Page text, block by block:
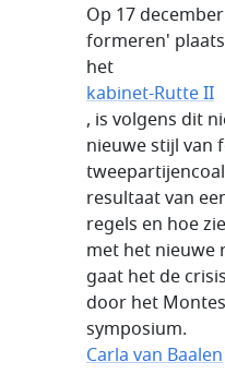
Op 17
formeren'
het
kabinet-Rutte II
, is volgens dit
nieuwe stijl van
resultaat van
regels en hoe
met het nieuwe
gaat het de
door het
symposium.
Carla van Baalen